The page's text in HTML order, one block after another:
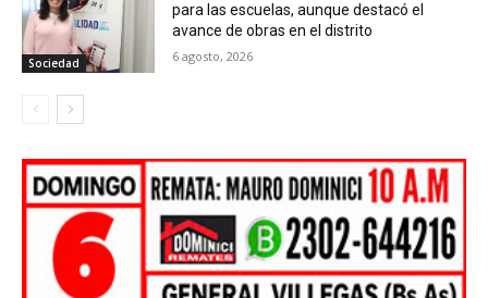
Sociedad
para las escuelas, aunque destacó el
avance de obras en el distrito
6 agosto, 2026